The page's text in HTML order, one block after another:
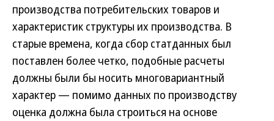
производства потребительских товаров и
характеристик структуры их производства. В
старые времена, когда сбор статданных был
поставлен более четко, подобные расчеты
должны были бы носить многовариантный
характер — помимо данных по производству
оценка должна была строиться на основе